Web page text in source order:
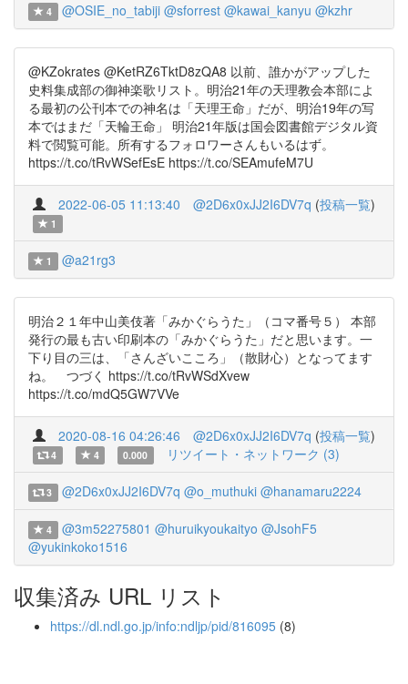
4 @OSIE_no_tabiji @sforrest @kawai_kanyu @kzhr
@KZokrates @KetRZ6TktD8zQA8 以前、誰かがアップした
史料集成部の御神楽歌リスト。明治21年の天理教会本部によ
る最初の公刊本での神名は「天理王命」だが、明治19年の写
本ではまだ「天輪王命」 明治21年版は国会図書館デジタル資
料で閲覧可能。所有するフォロワーさんもいるはず。
https://t.co/tRvWSefEsE https://t.co/SEAmufeM7U
2022-06-05 11:13:40 @2D6x0xJJ2I6DV7q (投稿一覧)
1
1 @a21rg3
明治２１年中山美伎著「みかぐらうた」（コマ番号５） 本部
発行の最も古い印刷本の「みかぐらうた」だと思います。一
下り目の三は、「さんざいこころ」（散財心）となってます
ね。 つづく https://t.co/tRvWSdXvew
https://t.co/mdQ5GW7VVe
2020-08-16 04:26:46 @2D6x0xJJ2I6DV7q (投稿一覧)
4 4 0.000 リツイート・ネットワーク (3)
3 @2D6x0xJJ2I6DV7q @o_muthuki @hanamaru2224
4 @3m52275801 @huruikyoukaityo @JsohF5
@yukinkoko1516
収集済み URL リスト
https://dl.ndl.go.jp/info:ndljp/pid/816095 (8)